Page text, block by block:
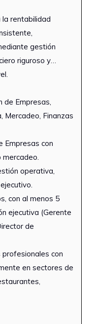
la rentabilidad
gestión
riguroso y
de Empresas,
Mercadeo, Finanzas
Empresas con
operativa,
con al menos 5
ejecutiva (Gerente
de
profesionales con
en sectores de